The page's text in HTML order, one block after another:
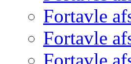
Fortavle
Fortavle
Fortavle